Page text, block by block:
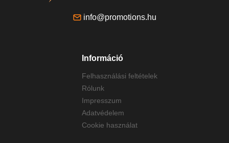
info@promotions.hu
Információ
Felhasználási feltételek
Rólunk
Impresszum
Adatvédelem
Cookie használat